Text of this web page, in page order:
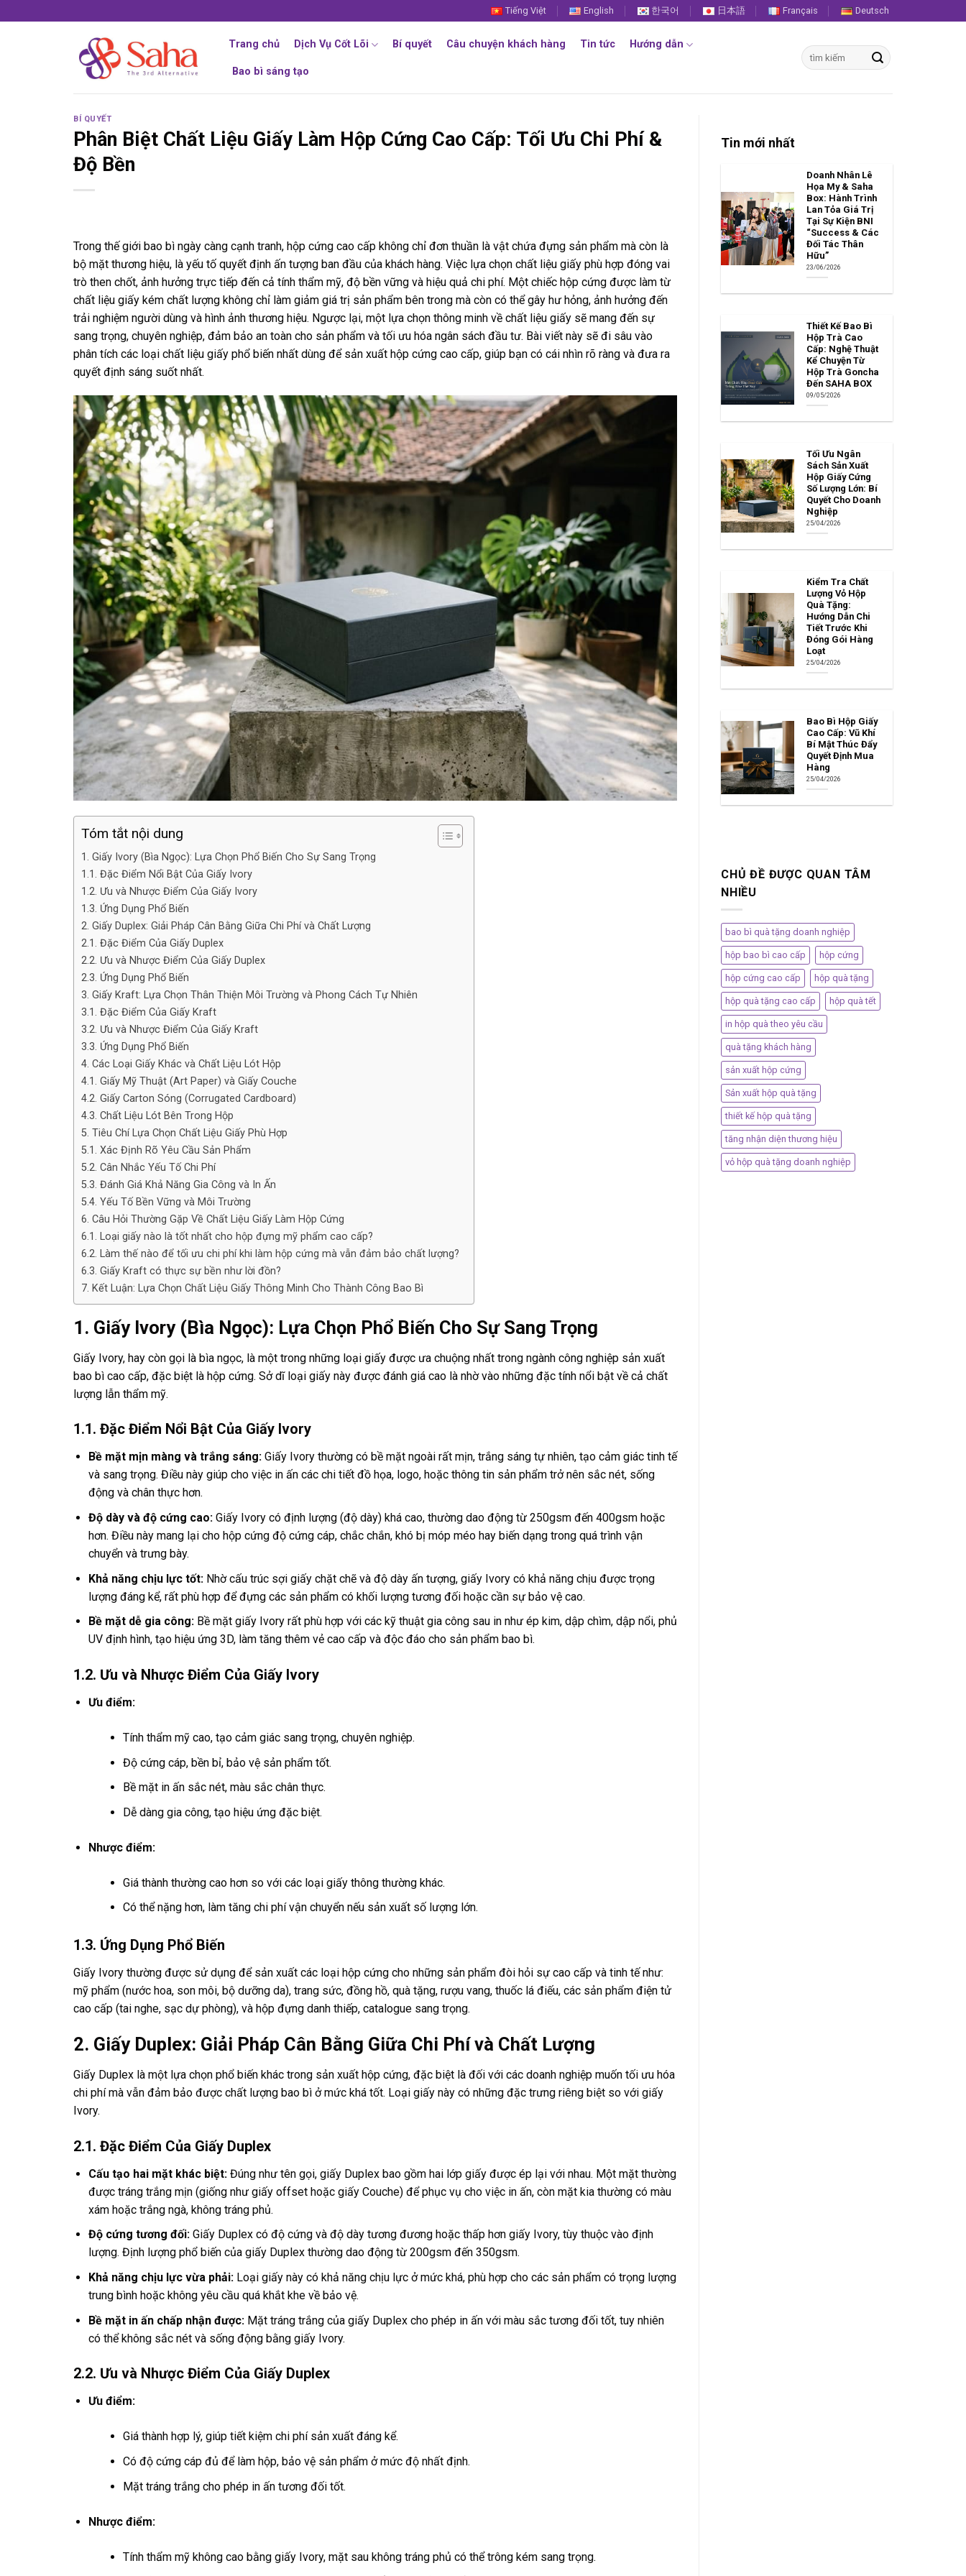
to
Tiếng Việt English 한국어 日本語 Français Deutsch
Trang chủ Dịch Vụ Cốt Lõi Bí quyết Câu chuyện khách hàng Tin tức Hướng dẫn
Bao bì sáng tạo
Tìm
kiếm:
BÍ QUYẾT
Phân Biệt Chất Liệu Giấy Làm Hộp Cứng Cao Cấp: Tối Ưu Chi Phí &
Độ Bền
Trong thế giới bao bì ngày càng cạnh tranh, hộp cứng cao cấp không chỉ đơn thuần là vật chứa đựng sản phẩm mà còn là
bộ mặt thương hiệu, là yếu tố quyết định ấn tượng ban đầu của khách hàng. Việc lựa chọn chất liệu giấy phù hợp đóng vai
trò then chốt, ảnh hưởng trực tiếp đến cả tính thẩm mỹ, độ bền vững và hiệu quả chi phí. Một chiếc hộp cứng được làm từ
chất liệu giấy kém chất lượng không chỉ làm giảm giá trị sản phẩm bên trong mà còn có thể gây hư hỏng, ảnh hưởng đến
trải nghiệm người dùng và hình ảnh thương hiệu. Ngược lại, một lựa chọn thông minh về chất liệu giấy sẽ mang đến sự
sang trọng, chuyên nghiệp, đảm bảo an toàn cho sản phẩm và tối ưu hóa ngân sách đầu tư. Bài viết này sẽ đi sâu vào
phân tích các loại chất liệu giấy phổ biến nhất dùng để sản xuất hộp cứng cao cấp, giúp bạn có cái nhìn rõ ràng và đưa ra
quyết định sáng suốt nhất.
Tóm tắt nội dung
1. Giấy Ivory (Bìa Ngọc): Lựa Chọn Phổ Biến Cho Sự Sang Trọng
1.1. Đặc Điểm Nổi Bật Của Giấy Ivory
1.2. Ưu và Nhược Điểm Của Giấy Ivory
1.3. Ứng Dụng Phổ Biến
2. Giấy Duplex: Giải Pháp Cân Bằng Giữa Chi Phí và Chất Lượng
2.1. Đặc Điểm Của Giấy Duplex
2.2. Ưu và Nhược Điểm Của Giấy Duplex
2.3. Ứng Dụng Phổ Biến
3. Giấy Kraft: Lựa Chọn Thân Thiện Môi Trường và Phong Cách Tự Nhiên
3.1. Đặc Điểm Của Giấy Kraft
3.2. Ưu và Nhược Điểm Của Giấy Kraft
3.3. Ứng Dụng Phổ Biến
4. Các Loại Giấy Khác và Chất Liệu Lót Hộp
4.1. Giấy Mỹ Thuật (Art Paper) và Giấy Couche
4.2. Giấy Carton Sóng (Corrugated Cardboard)
4.3. Chất Liệu Lót Bên Trong Hộp
5. Tiêu Chí Lựa Chọn Chất Liệu Giấy Phù Hợp
5.1. Xác Định Rõ Yêu Cầu Sản Phẩm
5.2. Cân Nhắc Yếu Tố Chi Phí
5.3. Đánh Giá Khả Năng Gia Công và In Ấn
5.4. Yếu Tố Bền Vững và Môi Trường
6. Câu Hỏi Thường Gặp Về Chất Liệu Giấy Làm Hộp Cứng
6.1. Loại giấy nào là tốt nhất cho hộp đựng mỹ phẩm cao cấp?
6.2. Làm thế nào để tối ưu chi phí khi làm hộp cứng mà vẫn đảm bảo chất lượng?
6.3. Giấy Kraft có thực sự bền như lời đồn?
7. Kết Luận: Lựa Chọn Chất Liệu Giấy Thông Minh Cho Thành Công Bao Bì
1. Giấy Ivory (Bìa Ngọc): Lựa Chọn Phổ Biến Cho Sự Sang Trọng
Giấy Ivory, hay còn gọi là bìa ngọc, là một trong những loại giấy được ưa chuộng nhất trong ngành công nghiệp sản xuất
bao bì cao cấp, đặc biệt là hộp cứng. Sở dĩ loại giấy này được đánh giá cao là nhờ vào những đặc tính nổi bật về cả chất
lượng lẫn thẩm mỹ.
1.1. Đặc Điểm Nổi Bật Của Giấy Ivory
Bề mặt mịn màng và trắng sáng:Giấy Ivory thường có bề mặt ngoài rất mịn, trắng sáng tự nhiên, tạo cảm giác tinh tế
và sang trọng. Điều này giúp cho việc in ấn các chi tiết đồ họa, logo, hoặc thông tin sản phẩm trở nên sắc nét, sống
động và chân thực hơn.
Độ dày và độ cứng cao:Giấy Ivory có định lượng (độ dày) khá cao, thường dao động từ 250gsm đến 400gsm hoặc
hơn. Điều này mang lại cho hộp cứng độ cứng cáp, chắc chắn, khó bị móp méo hay biến dạng trong quá trình vận
chuyển và trưng bày.
Khả năng chịu lực tốt:Nhờ cấu trúc sợi giấy chặt chẽ và độ dày ấn tượng, giấy Ivory có khả năng chịu được trọng
lượng đáng kể, rất phù hợp để đựng các sản phẩm có khối lượng tương đối hoặc cần sự bảo vệ cao.
Bề mặt dễ gia công:Bề mặt giấy Ivory rất phù hợp với các kỹ thuật gia công sau in như ép kim, dập chìm, dập nổi, phủ
UV định hình, tạo hiệu ứng 3D, làm tăng thêm vẻ cao cấp và độc đáo cho sản phẩm bao bì.
1.2. Ưu và Nhược Điểm Của Giấy Ivory
Ưu điểm:
Tính thẩm mỹ cao, tạo cảm giác sang trọng, chuyên nghiệp.
Độ cứng cáp, bền bỉ, bảo vệ sản phẩm tốt.
Bề mặt in ấn sắc nét, màu sắc chân thực.
Dễ dàng gia công, tạo hiệu ứng đặc biệt.
Nhược điểm:
Giá thành thường cao hơn so với các loại giấy thông thường khác.
Có thể nặng hơn, làm tăng chi phí vận chuyển nếu sản xuất số lượng lớn.
1.3. Ứng Dụng Phổ Biến
Giấy Ivory thường được sử dụng để sản xuất các loại hộp cứng cho những sản phẩm đòi hỏi sự cao cấp và tinh tế như:
mỹ phẩm (nước hoa, son môi, bộ dưỡng da), trang sức, đồng hồ, quà tặng, rượu vang, thuốc lá điếu, các sản phẩm điện tử
cao cấp (tai nghe, sạc dự phòng), và hộp đựng danh thiếp, catalogue sang trọng.
2. Giấy Duplex: Giải Pháp Cân Bằng Giữa Chi Phí và Chất Lượng
Giấy Duplex là một lựa chọn phổ biến khác trong sản xuất hộp cứng, đặc biệt là đối với các doanh nghiệp muốn tối ưu hóa
chi phí mà vẫn đảm bảo được chất lượng bao bì ở mức khá tốt. Loại giấy này có những đặc trưng riêng biệt so với giấy
Ivory.
2.1. Đặc Điểm Của Giấy Duplex
Cấu tạo hai mặt khác biệt:Đúng như tên gọi, giấy Duplex bao gồm hai lớp giấy được ép lại với nhau. Một mặt thường
được tráng trắng mịn (giống như giấy offset hoặc giấy Couche) để phục vụ cho việc in ấn, còn mặt kia thường có màu
xám hoặc trắng ngà, không tráng phủ.
Độ cứng tương đối:Giấy Duplex có độ cứng và độ dày tương đương hoặc thấp hơn giấy Ivory, tùy thuộc vào định
lượng. Định lượng phổ biến của giấy Duplex thường dao động từ 200gsm đến 350gsm.
Khả năng chịu lực vừa phải:Loại giấy này có khả năng chịu lực ở mức khá, phù hợp cho các sản phẩm có trọng lượng
trung bình hoặc không yêu cầu quá khắt khe về bảo vệ.
Bề mặt in ấn chấp nhận được:Mặt tráng trắng của giấy Duplex cho phép in ấn với màu sắc tương đối tốt, tuy nhiên
có thể không sắc nét và sống động bằng giấy Ivory.
2.2. Ưu và Nhược Điểm Của Giấy Duplex
Ưu điểm:
Giá thành hợp lý, giúp tiết kiệm chi phí sản xuất đáng kể.
Có độ cứng cáp đủ để làm hộp, bảo vệ sản phẩm ở mức độ nhất định.
Mặt tráng trắng cho phép in ấn tương đối tốt.
Nhược điểm:
Tính thẩm mỹ không cao bằng giấy Ivory, mặt sau không tráng phủ có thể trông kém sang trọng.
Tin mới nhất
Doanh Nhân Lê
Họa My & Saha
Box: Hành Trình
Lan Tỏa Giá Trị
Tại Sự Kiện BNI
“Success & Các
Đối Tác Thân
Hữu”
23/06/2026
Thiết Kế Bao Bì
Hộp Trà Cao
Cấp: Nghệ Thuật
Kể Chuyện Từ
Hộp Trà Goncha
Đến SAHA BOX
09/05/2026
Tối Ưu Ngân
Sách Sản Xuất
Hộp Giấy Cứng
Số Lượng Lớn: Bí
Quyết Cho Doanh
Nghiệp
25/04/2026
Kiểm Tra Chất
Lượng Vỏ Hộp
Quà Tặng:
Hướng Dẫn Chi
Tiết Trước Khi
Đóng Gói Hàng
Loạt
25/04/2026
Bao Bì Hộp Giấy
Cao Cấp: Vũ Khí
Bí Mật Thúc Đẩy
Quyết Định Mua
Hàng
25/04/2026
CHỦ ĐỀ ĐƯỢC QUAN TÂM
NHIỀU
bao bì quà tặng doanh nghiệp
hộp bao bì cao cấp hộp cứng
hộp cứng cao cấp hộp quà tặng
hộp quà tặng cao cấp hộp quà tết
in hộp quà theo yêu cầu
quà tặng khách hàng
sản xuất hộp cứng
Sản xuất hộp quà tặng
thiết kế hộp quà tặng
tăng nhận diện thương hiệu
vỏ hộp quà tặng doanh nghiệp